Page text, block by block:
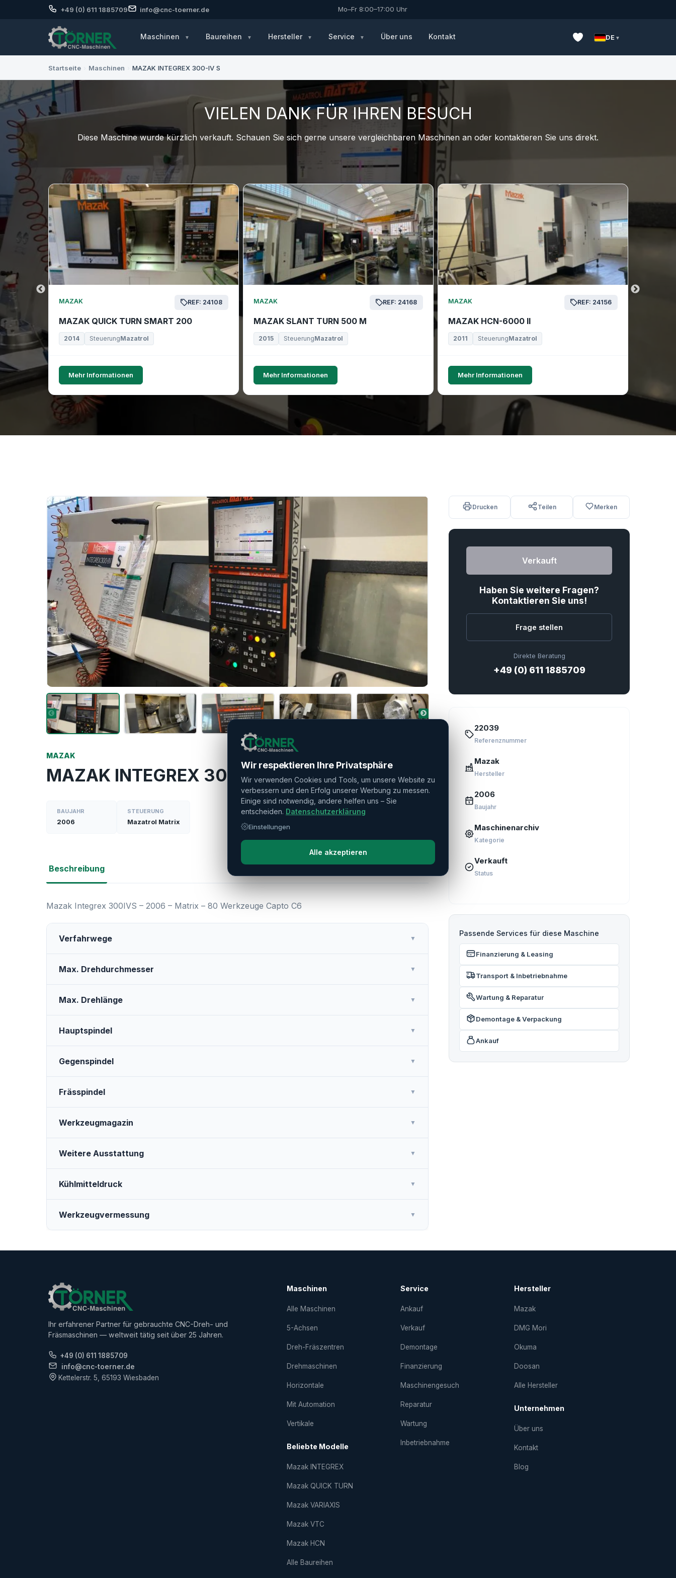
+49 (0) 611 1885709 info@cnc-toerner.de Mo–Fr 8:00–17:00 Uhr
Maschinen Baureihen Hersteller Service Über uns Kontakt DE
Startseite Maschinen MAZAK INTEGREX 300-IV S
VIELEN DANK FÜR IHREN BESUCH
Diese Maschine wurde kürzlich verkauft. Schauen Sie sich gerne unsere vergleichbaren Maschinen an oder kontaktieren Sie uns direkt.
MAZAK REF: 24108
MAZAK QUICK TURN SMART 200
2014 SteuerungMazatrol
Mehr Informationen
MAZAK REF: 24168
MAZAK SLANT TURN 500 M
2015 SteuerungMazatrol
Mehr Informationen
MAZAK REF: 24156
MAZAK HCN-6000 II
2011 SteuerungMazatrol
Mehr Informationen
MAZAK
MAZAK INTEGREX 300-IV S
BAUJAHR
2006
STEUERUNG
Mazatrol Matrix
Beschreibung
Mazak Integrex 300IVS – 2006 – Matrix – 80 Werkzeuge Capto C6
Verfahrwege ▼
Max. Drehdurchmesser ▼
Max. Drehlänge ▼
Hauptspindel ▼
Gegenspindel ▼
Frässpindel ▼
Werkzeugmagazin ▼
Weitere Ausstattung ▼
Kühlmitteldruck ▼
Werkzeugvermessung ▼
Drucken Teilen Merken
Verkauft
Haben Sie weitere Fragen?
Kontaktieren Sie uns!
Frage stellen
Direkte Beratung
+49 (0) 611 1885709
22039
Referenznummer
Mazak
Hersteller
2006
Baujahr
Maschinenarchiv
Kategorie
Verkauft
Status
Passende Services für diese Maschine
Finanzierung & Leasing
Transport & Inbetriebnahme
Wartung & Reparatur
Demontage & Verpackung
Ankauf
Ihr erfahrener Partner für gebrauchte CNC-Dreh- und
Fräsmaschinen — weltweit tätig seit über 25 Jahren.
+49 (0) 611 1885709
info@cnc-toerner.de
Kettelerstr. 5, 65193 Wiesbaden
Maschinen
Alle Maschinen
5-Achsen
Dreh-Fräs­zentren
Drehmaschinen
Horizontale
Mit Automation
Vertikale
Beliebte Modelle
Mazak INTEGREX
Mazak QUICK TURN
Mazak VARIAXIS
Mazak VTC
Mazak HCN
Alle Baureihen
Service
Ankauf
Verkauf
Demontage
Finanzierung
Maschinengesuch
Reparatur
Wartung
Inbetriebnahme
Hersteller
Mazak
DMG Mori
Okuma
Doosan
Alle Hersteller
Unternehmen
Über uns
Kontakt
Blog
Wir respektieren Ihre Privatsphäre
Wir verwenden Cookies und Tools, um unsere Website zu
verbessern und den Erfolg unserer Werbung zu messen.
Einige sind notwendig, andere helfen uns – Sie
entscheiden. Datenschutzerklärung
Einstellungen
Alle akzeptieren